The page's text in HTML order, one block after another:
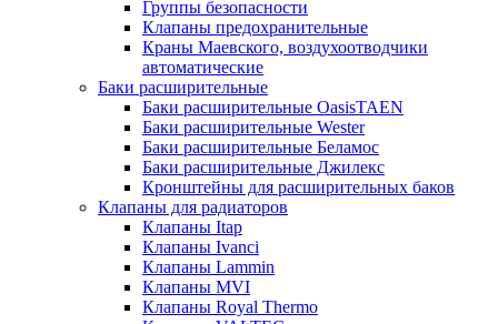
Группы безопасности
Клапаны предохранительные
Краны Маевского, воздухоотводчики
автоматические
Баки расширительные
Баки расширительные OasisTAEN
Баки расширительные Wester
Баки расширительные Беламос
Баки расширительные Джилекс
Кронштейны для расширительных баков
Клапаны для радиаторов
Клапаны Itap
Клапаны Ivanci
Клапаны Lammin
Клапаны MVI
Клапаны Royal Thermo